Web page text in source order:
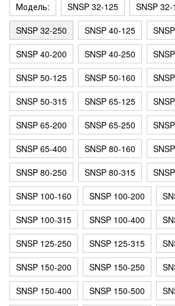
Модель:
SNSP 32-125
SNSP 32-
SNSP 32-250
SNSP 40-125
SNSP 40-200
SNSP 40-250
SNSP 50-125
SNSP 50-160
SNSP 50-315
SNSP 65-125
SNSP 65-200
SNSP 65-250
SNSP 65-400
SNSP 80-160
SNSP 80-250
SNSP 80-315
SNSP 100-160
SNSP 100-200
SNSP 100-315
SNSP 100-400
SNSP 125-250
SNSP 125-315
SNSP 150-200
SNSP 150-250
SNSP 150-400
SNSP 150-500